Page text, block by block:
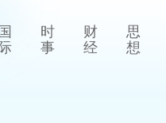
国
际
时
事
财
经
思
想